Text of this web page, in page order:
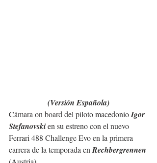
(Versión Española)
Cámara on board del piloto macedonio Igor
Stefanovski en su estreno con el nuevo
Ferrari 488 Challenge Evo en la primera
carrera de la temporada en Rechbergrennen